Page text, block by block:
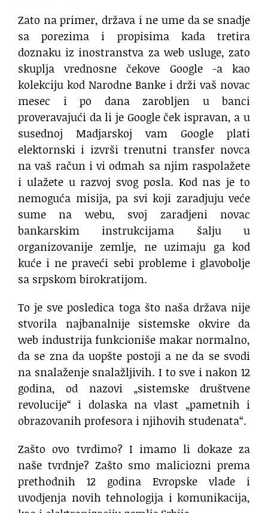
Zato na primer, država i ne ume da se snadje
sa porezima i propisima kada tretira
doznaku iz inostranstva za web usluge, zato
skuplja vrednosne čekove Google -a kao
kolekciju kod Narodne Banke i drži vaš novac
mesec i po dana zarobljen u banci
proveravajući da li je Google ček ispravan, a u
susednoj Madjarskoj vam Google plati
elektornski i izvrši trenutni transfer novca
na vaš račun i vi odmah sa njim raspolažete
i ulažete u razvoj svog posla. Kod nas je to
nemoguća misija, pa svi koji zaradjuju veće
sume na webu, svoj zaradjeni novac
bankarskim instrukcijama šalju u
organizovanije zemlje, ne uzimaju ga kod
kuće i ne praveći sebi probleme i glavobolje
sa srpskom birokratijom.
To je sve posledica toga što naša država nije
stvorila najbanalnije sistemske okvire da
web industrija funkcioniše makar normalno,
da se zna da uopšte postoji a ne da se svodi
na snalaženje snalažljivih. I to sve i nakon 12
godina, od nazovi „sistemske društvene
revolucije“ i dolaska na vlast „pametnih i
obrazovanih profesora i njihovih studenata“.
Zašto ovo tvrdimo? I imamo li dokaze za
naše tvrdnje? Zašto smo maliciozni prema
prethodnih 12 godina Evropske vlade i
uvodjenja novih tehnologija i komunikacija,